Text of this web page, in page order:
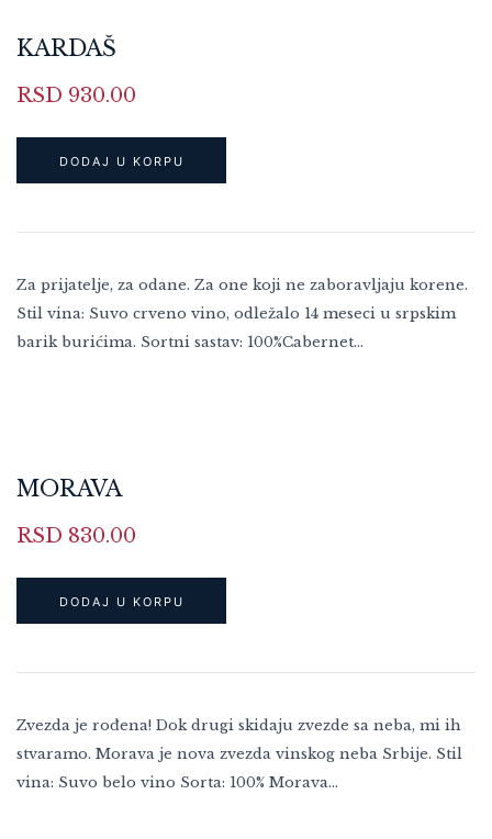
KARDAŠ
RSD 930.00
DODAJ U KORPU
Za prijatelje, za odane. Za one koji ne zaboravljaju korene.
Stil vina: Suvo crveno vino, odležalo 14 meseci u srpskim
barik burićima. Sortni sastav: 100%Cabernet…
MORAVA
RSD 830.00
DODAJ U KORPU
Zvezda je rođena! Dok drugi skidaju zvezde sa neba, mi ih
stvaramo. Morava je nova zvezda vinskog neba Srbije. Stil
vina: Suvo belo vino Sorta: 100% Morava…